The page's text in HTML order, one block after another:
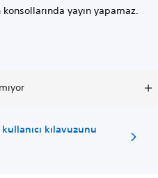
yayın yapamaz.
kılavuzunu